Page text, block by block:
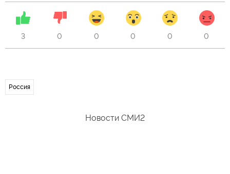
3 0 0 0 0 0
Россия
Новости СМИ2